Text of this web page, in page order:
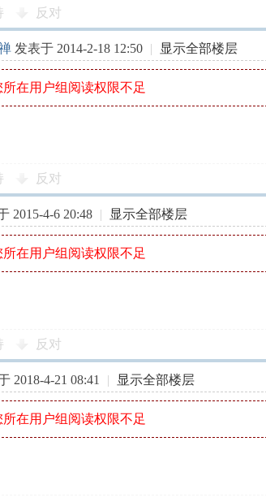
反对
发表于 2014-2-18 12:50 | 显示全部楼层
所在用户组阅读权限不足
反对
2015-4-6 20:48 | 显示全部楼层
所在用户组阅读权限不足
反对
2018-4-21 08:41 | 显示全部楼层
所在用户组阅读权限不足